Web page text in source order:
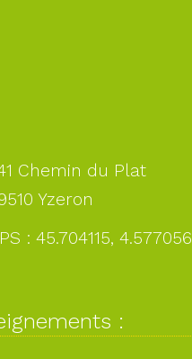
Chemin du Plat
Yzeron
: 45.704115, 4.577056
: